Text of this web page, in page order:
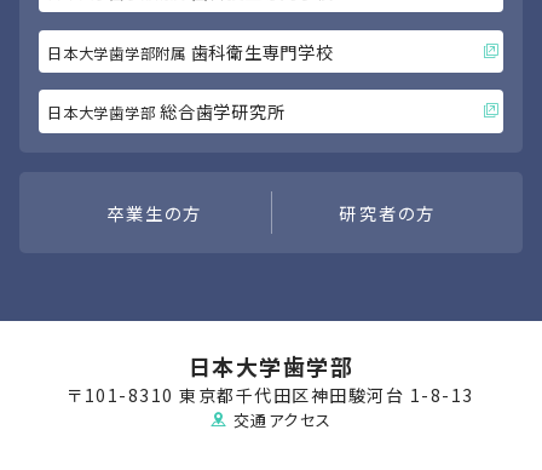
日本大学歯学部附属 歯科衛生専門学校
日本大学歯学部 総合歯学研究所
卒業生の方 研究者の方
日本大学歯学部
交通アクセス
〒101-8310 東京都千代田区神田駿河台 1-8-13